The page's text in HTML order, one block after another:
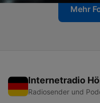
Mehr
Internetradio
Radiosender und